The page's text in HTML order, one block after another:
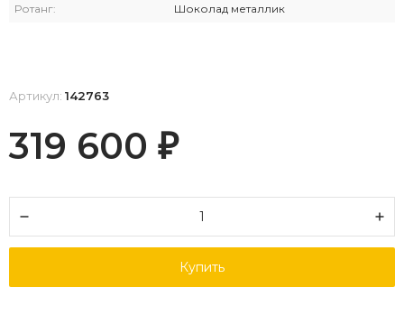
Ротанг: Шоколад металлик
Артикул: 142763
319 600 ₽
Купить